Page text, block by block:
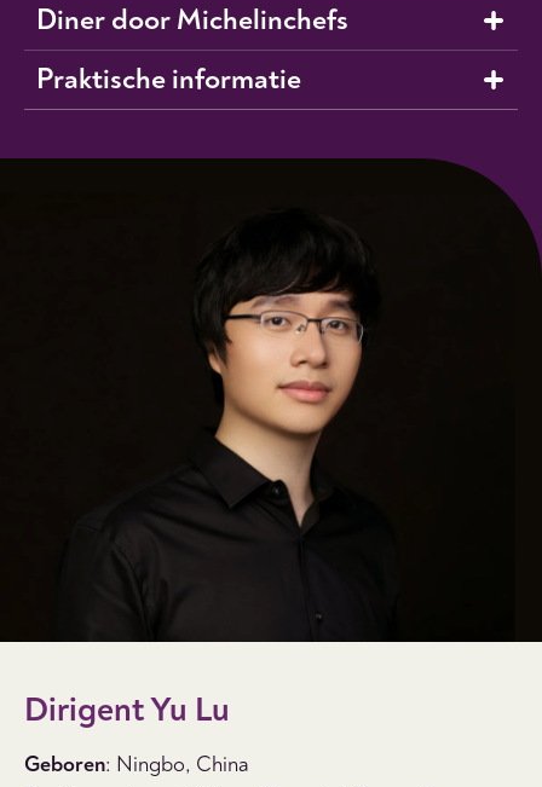
Diner door Michelinchefs
Praktische informatie
Dirigent Yu Lu
Geboren: Ningbo, China